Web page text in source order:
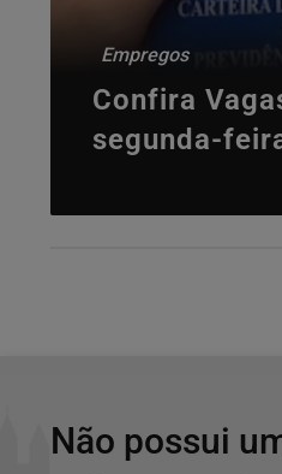
Empregos
Confira
segunda-
Não possui